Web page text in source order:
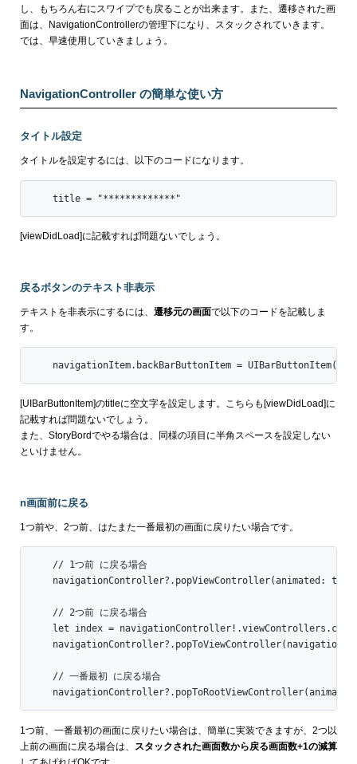
し、もちろん右にスワイプでも戻ることが出来ます。また、遷移された画
面は、NavigationControllerの管理下になり、スタックされていきます。
では、早速使用していきましょう。
NavigationController の簡単な使い方
タイトル設定
タイトルを設定するには、以下のコードになります。
    title = "*************"
[viewDidLoad]に記載すれば問題ないでしょう。
戻るボタンのテキスト非表示
テキストを非表示にするには、 遷移元の画面で以下のコードを記載しま
す。
navigationItem.backBarButtonItem =
[UIBarButtonItem]のtitleに空文字を設定します。こちらも[viewDidLoad]に
記載すれば問題ないでしょう。
また、StoryBordでやる場合は、同様の項目に半角スペースを設定しない
といけません。
n画面前に戻る
1つ前や、2つ前、はたまた一番最初の画面に戻りたい場合です。
    // 1つ前 に戻る場合
navigationController?.popViewController(animated:
    // 2つ前 に戻る場合
let index =
    // 一番最初 に戻る場合
1つ前、一番最初の画面に戻りたい場合は、簡単に実装できますが、2つ以
上前の画面に戻る場合は、
スタックされた画面数から戻る画面数+1の減算